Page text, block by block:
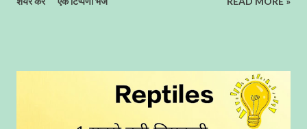
सामने था, जो कुछ समय पश्चात अस्त होने वाला था । जून का महीना था, हवा मध्यम
सोचने लगा, परन्तु कुछ शब्द नहीं बन पा रहे थे, कभी पेन के ऊपरी हिस्से को दाँँतों के
बीच में रखता और कभी अपने मोबाइल फोन को अंगुलियों के सहारे से उसे वृत्ताकार
घुमाता, परन्तु कुछ लिखने के बजाय, मैं मंत्रमुग्ध सा एकटक सामने की ओर देखता